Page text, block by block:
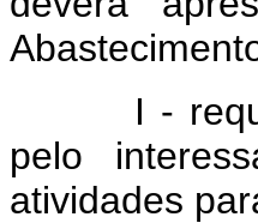
I -
pelo
atividades